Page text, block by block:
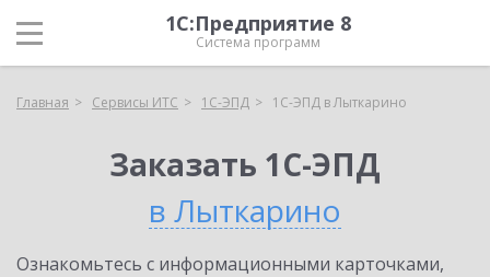
1С:Предприятие 8
Система программ
Главная Сервисы ИТС 1С-ЭПД 1С-ЭПД в Лыткарино
Заказать 1С-ЭПД
в Лыткарино
Ознакомьтесь с информационными карточками,